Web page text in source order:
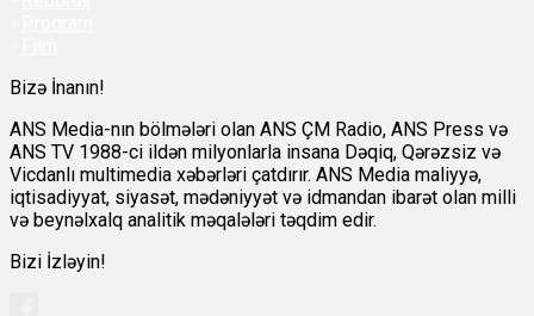
Bizə İnanın!
ANS Media-nın bölmələri olan ANS ÇM Radio, ANS Press və
ANS TV 1988-ci ildən milyonlarla insana Dəqiq, Qərəzsiz və
Vicdanlı multimedia xəbərləri çatdırır. ANS Media maliyyə,
iqtisadiyyat, siyasət, mədəniyyət və idmandan ibarət olan milli
və beynəlxalq analitik məqalələri təqdim edir.
Bizi İzləyin!